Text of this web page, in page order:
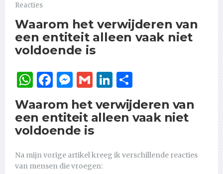
Reacties
Waarom het verwijderen van
een entiteit alleen vaak niet
voldoende is
WhatsApp
Facebook
Messenger
GmailLinkedIn
Waarom het verwijderen van
een entiteit alleen vaak niet
voldoende is
Na mijn vorige artikel kreeg ik verschillende reacties
van mensen die vroegen: